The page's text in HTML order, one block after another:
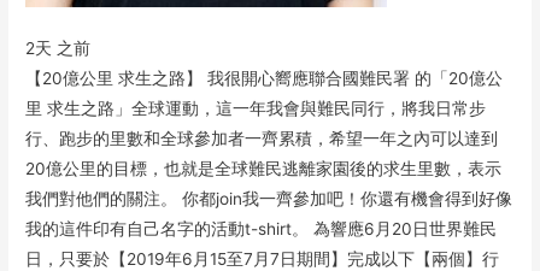
2天 之前
【20億公里 求生之路】 我很開心嚮應聯合國難民署 的「20億公
里 求生之路」全球運動，這一年我會與難民同行，將我日常步
行、跑步的里數和全球參加者一齊累積，希望一年之內可以達到
20億公里的目標，也就是全球難民逃離家園後的求生里數，表示
我們對他們的關注。 你都join我一齊參加吧！你還有機會得到好像
我的這件印有自己名字的活動t-shirt。 為響應6月20日世界難民
日，只要於【2019年6月15至7月7日期間】完成以下【兩個】行